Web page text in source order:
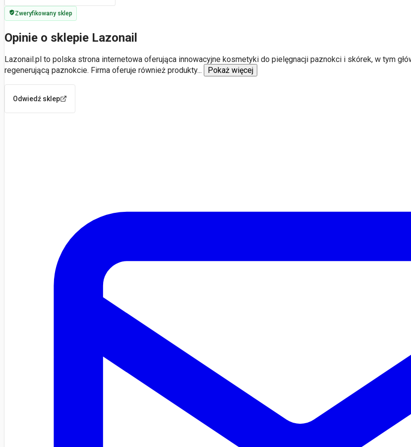
Zweryfikowany sklep
Opinie o sklepie Lazonail
Lazonail.pl to polska strona internetowa oferująca innowacyjne kosmetyki do pielęgnacji paznokci i skórek, w tym
regenerującą paznokcie. Firma oferuje również produkty... Pokaż więcej
Odwiedź sklep